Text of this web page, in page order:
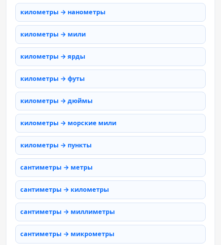
километры → нанометры
километры → мили
километры → ярды
километры → футы
километры → дюймы
километры → морские мили
километры → пункты
сантиметры → метры
сантиметры → километры
сантиметры → миллиметры
сантиметры → микрометры